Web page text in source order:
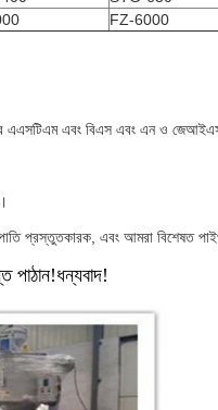
FZ-6000
এএসটিএম এবং বিএস এবং এন ও
প্রস্তুতকারক, এবং আমরা বিশেষত
পাঠান!ধন্যবাদ!